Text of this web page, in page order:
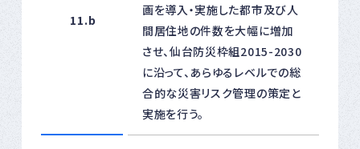
11.b
画を導入・実施した都市及び人
間居住地の件数を大幅に増加
させ、仙台防災枠組2015-2030
に沿って、あらゆるレベルでの総
合的な災害リスク管理の策定と
実施を行う。